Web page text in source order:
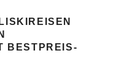
BESTPREIS-